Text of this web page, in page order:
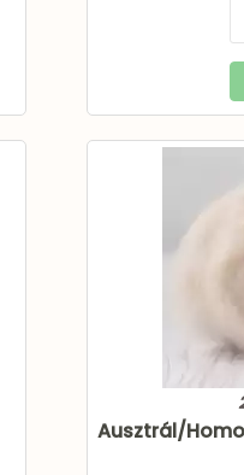
Ausztrál/